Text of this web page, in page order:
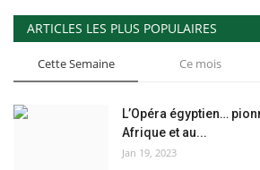
ARTICLES LES PLUS POPULAIRES
Cette Semaine Ce mois
L’Opéra égyptien…
Afrique et au...
Jan 19, 2023